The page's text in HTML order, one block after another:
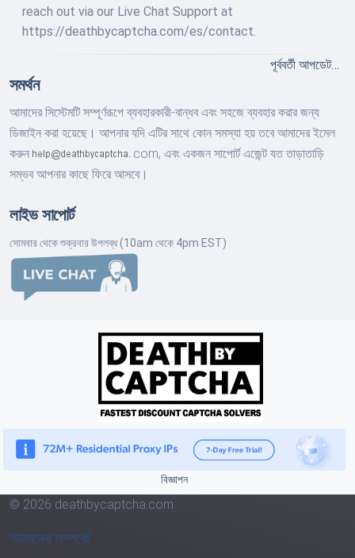
reach out via our Live Chat Support at
https://deathbycaptcha.com/es/contact.
পূর্ববর্তী আপডেট…
সমর্থন
আমাদের সিস্টেমটি সম্পূর্ণরূপে ব্যবহারকারী-বান্ধব এবং সহজে ব্যবহার করার জন্য
ডিজাইন করা হয়েছে। আপনার যদি এটির সাথে কোন সমস্যা হয় তবে আমাদের ইমেল
করুন
com, এবং একজন সাপোর্ট এজেন্ট যত তাড়াতাড়ি
সম্ভব আপনার কাছে ফিরে আসবে।
লাইভ সাপোর্ট
সোমবার থেকে শুক্রবার উপলব্ধ (10am থেকে 4pm EST)
বিজ্ঞাপন
© 2026 deathbycaptcha.com
আমাদের সম্পর্কে